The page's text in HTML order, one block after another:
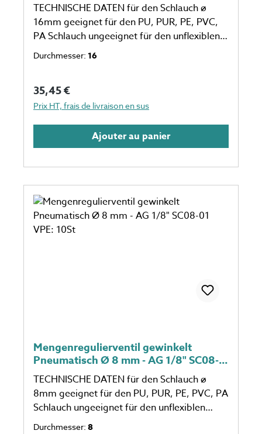
TECHNISCHE DATEN für den Schlauch ø
16mm geeignet für den PU, PUR, PE, PVC,
PA Schlauch ungeeignet für den unflexiblen
Schlauch eine Verpackungseinheit einspricht
Durchmesser: 16
Prix régulier :
35,45 €
Prix HT, frais de livraison en sus
Ajouter au panier
Mengenregulierventil gewinkelt
Pneumatisch Ø 8 mm - AG 1/8" SC08-
01 VPE: 10St
TECHNISCHE DATEN für den Schlauch ø
8mm geeignet für den PU, PUR, PE, PVC, PA
Schlauch ungeeignet für den unflexiblen
Schlauch eine Verpackungseinheit einspricht
Durchmesser: 8